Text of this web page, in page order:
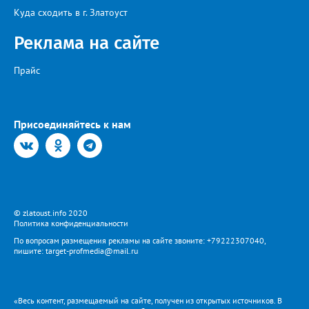
всё возможное, «чтобы завершить восстановительные работы в
Когда будет восстановлена подача воды в дом №88 в
комментарии не уточняется.
Куда сходить в г. Златоуст
Реклама на сайте
Прайс
Присоединяйтесь к нам
© zlatoust.info 2020
Политика конфиденциальности
По вопросам размещения рекламы на сайте звоните: +79222307040,
пишите: target-profmedia@mail.ru
«Весь контент, размещаемый на сайте, получен из открытых источников. В